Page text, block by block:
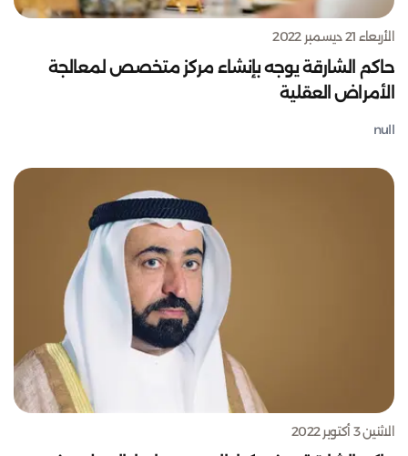
الأربعاء 21 ديسمبر 2022
حاكم الشارقة يوجه بإنشاء مركز متخصص لمعالجة
الأمراض العقلية
null
الاثنين 3 أكتوبر 2022